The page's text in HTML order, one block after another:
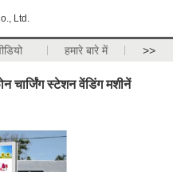
Ltd.
हमारे बारे में >>
चार्जिंग स्टेशन वेंडिंग मशीनें